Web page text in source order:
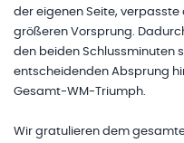
der eigenen Seite,
größeren Vorsprung.
den beiden Schlussminuten
entscheidenden Absprung
Gesamt-WM-Triumph.
Wir gratulieren dem